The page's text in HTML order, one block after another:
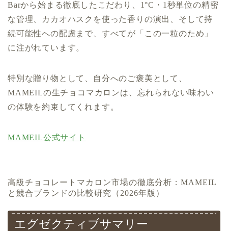
Barから始まる徹底したこだわり、1°C・1秒単位の精密
な管理、カカオハスクを使った香りの演出、そして持
続可能性への配慮まで、すべてが「この一粒のため」
に注がれています。
特別な贈り物として、自分へのご褒美として、
MAMEILの生チョコマカロンは、忘れられない味わい
の体験を約束してくれます。
MAMEIL公式サイト
高級チョコレートマカロン市場の徹底分析：MAMEIL
と競合ブランドの比較研究（2026年版）
エグゼクティブサマリー